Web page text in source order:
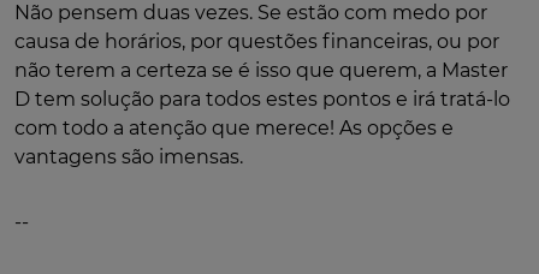
Não pensem duas vezes. Se estão com medo por
causa de horários, por questões financeiras, ou por
não terem a certeza se é isso que querem, a Master
D tem solução para todos estes pontos e irá tratá-lo
com todo a atenção que merece! As opções e
vantagens são imensas.
--